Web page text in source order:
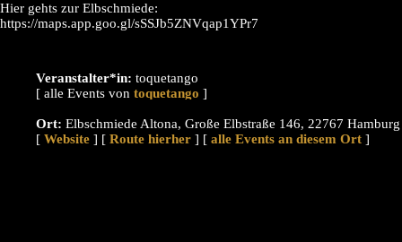
Hier gehts zur Elbschmiede:
https://maps.app.goo.gl/sSSJb5ZNVqap1YPr7
Veranstalter*in: toquetango
[ alle Events von
]
Ort: Elbschmiede Altona, Große Elbstraße 146, 22767 Hamburg
[ Website ] [ Route hierher ] [ alle Events an diesem Ort ]